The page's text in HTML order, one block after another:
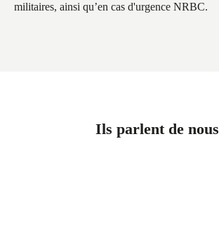
militaires, ainsi qu’en cas d'urgence NRBC.
Ils parlent de nous